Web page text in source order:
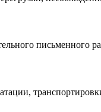
письменного